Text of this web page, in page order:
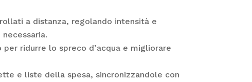
a distanza, regolando intensità e
ridurre lo spreco d’acqua e migliorare
e liste della spesa, sincronizzandole con